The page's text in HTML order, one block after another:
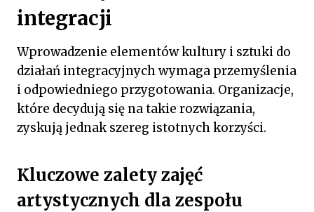
integracji
Wprowadzenie elementów kultury i sztuki do
działań integracyjnych wymaga przemyślenia
i odpowiedniego przygotowania. Organizacje,
które decydują się na takie rozwiązania,
zyskują jednak szereg istotnych korzyści.
Kluczowe zalety zajęć
artystycznych dla zespołu